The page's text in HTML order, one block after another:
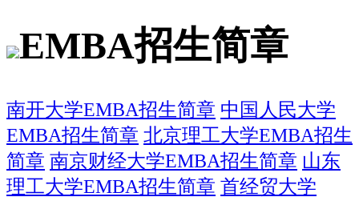
EMBA招生简章
南开大学EMBA招生简章 中国人民大学
EMBA招生简章 北京理工大学EMBA招生
简章 南京财经大学EMBA招生简章 山东
理工大学EMBA招生简章 首经贸大学